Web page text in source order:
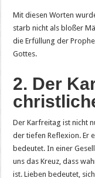
Mit diesen Worten
starb nicht als bloßer
die Erfüllung der
Gottes.
2. Der
Der Karfreitag ist nicht
der tiefen Reflexion. Er
bedeutet. In einer
uns das Kreuz, dass
ist. Lieben bedeutet,